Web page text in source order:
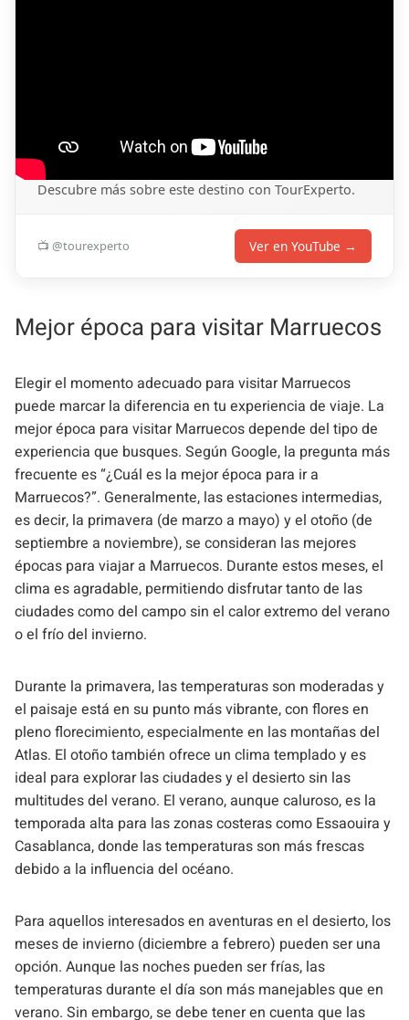
Descubre más sobre este destino con TourExperto.
📺 @tourexperto Ver en YouTube →
Mejor época para visitar Marruecos
Elegir el momento adecuado para visitar Marruecos
puede marcar la diferencia en tu experiencia de viaje. La
mejor época para visitar Marruecos depende del tipo de
experiencia que busques. Según Google, la pregunta más
frecuente es “¿Cuál es la mejor época para ir a
Marruecos?”. Generalmente, las estaciones intermedias,
es decir, la primavera (de marzo a mayo) y el otoño (de
septiembre a noviembre), se consideran las mejores
épocas para viajar a Marruecos. Durante estos meses, el
clima es agradable, permitiendo disfrutar tanto de las
ciudades como del campo sin el calor extremo del verano
o el frío del invierno.
Durante la primavera, las temperaturas son moderadas y
el paisaje está en su punto más vibrante, con flores en
pleno florecimiento, especialmente en las montañas del
Atlas. El otoño también ofrece un clima templado y es
ideal para explorar las ciudades y el desierto sin las
multitudes del verano. El verano, aunque caluroso, es la
temporada alta para las zonas costeras como Essaouira y
Casablanca, donde las temperaturas son más frescas
debido a la influencia del océano.
Para aquellos interesados en aventuras en el desierto, los
meses de invierno (diciembre a febrero) pueden ser una
opción. Aunque las noches pueden ser frías, las
temperaturas durante el día son más manejables que en
verano. Sin embargo, se debe tener en cuenta que las